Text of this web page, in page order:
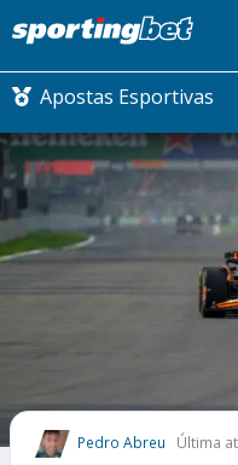
Apostas Esportivas
CONMEBOL
FUTEBOL
FUTEBOL
MAIS
Pedro Abreu Última